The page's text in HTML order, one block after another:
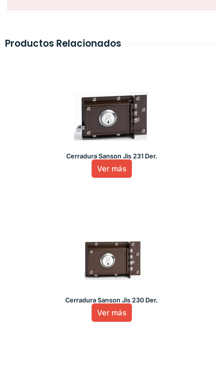
Productos Relacionados
Cerradura Sanson Jis 231 Der.
Ver más
Cerradura Sanson Jis 230 Der.
Ver más